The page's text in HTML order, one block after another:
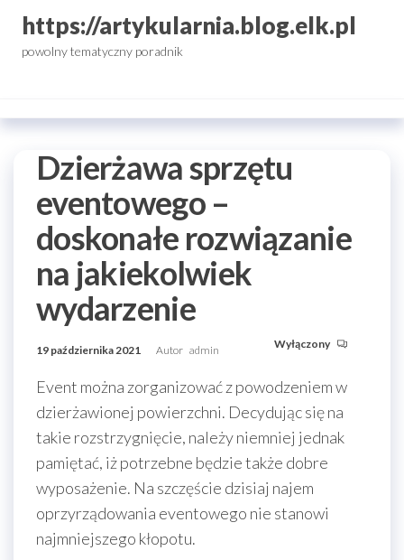
Przejdź
treści
https://artykularnia.blog.elk.pl
powolny tematyczny poradnik
Dzierżawa sprzętu
eventowego –
doskonałe rozwiązanie
na jakiekolwiek
wydarzenie
19 października 2021 Autor admin Wyłączony
Event można zorganizować z powodzeniem w
dzierżawionej powierzchni. Decydując się na
takie rozstrzygnięcie, należy niemniej jednak
pamiętać, iż potrzebne będzie także dobre
wyposażenie. Na szczęście dzisiaj najem
oprzyrządowania eventowego nie stanowi
najmniejszego kłopotu.